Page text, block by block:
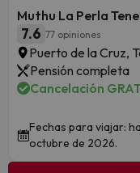
Muthu La Perla
7.6 77 opiniones
Puerto de la Cruz,
Pensión completa
Cancelación
Fechas para viajar:
octubre de 2026.